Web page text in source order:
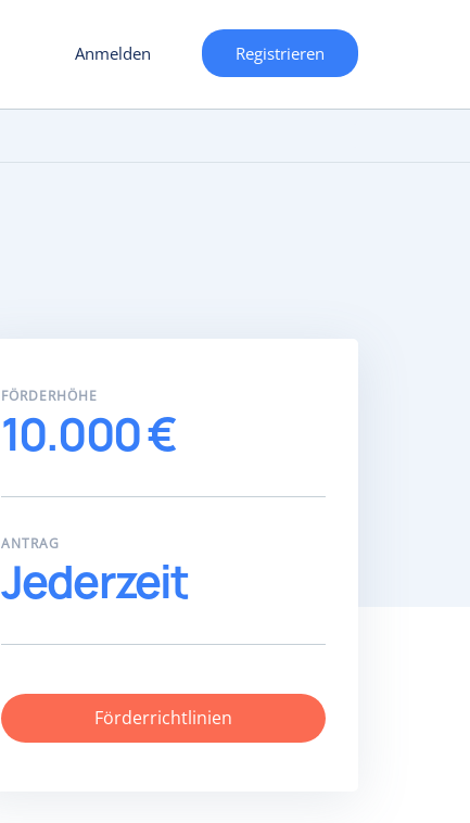
Anmelden Registrieren
FÖRDERHÖHE
10.000 €
ANTRAG
Jederzeit
Förderrichtlinien